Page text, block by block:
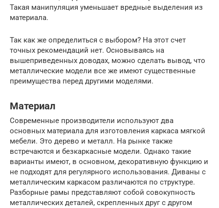
Такая манипуляция уменьшает вредные выделения из
материала.
Так как же определиться с выбором? На этот счет
точных рекомендаций нет. Основываясь на
вышеприведенных доводах, можно сделать вывод, что
металлические модели все же имеют существенные
преимущества перед другими моделями.
Материал
Современные производители используют два
основных материала для изготовления каркаса мягкой
мебели. Это дерево и металл. На рынке также
встречаются и безкаркасные модели. Однако такие
варианты имеют, в основном, декоративную функцию и
не подходят для регулярного использования. Диваны с
металлическим каркасом различаются по структуре.
Разборные рамы представляют собой совокупность
металлических деталей, скрепленных друг с другом